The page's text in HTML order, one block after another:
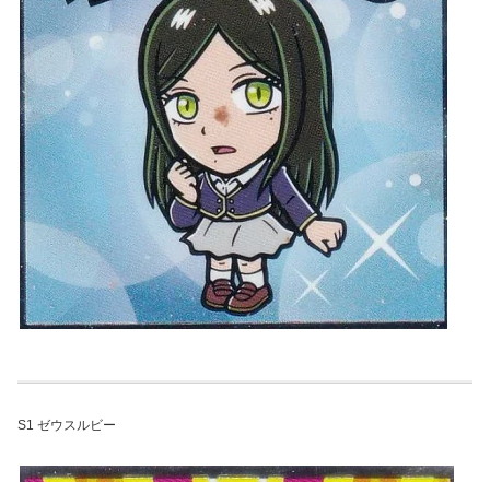
S1 ゼウスルビー